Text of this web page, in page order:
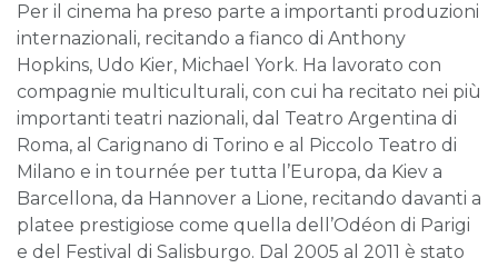
Per il cinema ha preso parte a importanti produzioni
internazionali, recitando a fianco di Anthony
Hopkins, Udo Kier, Michael York. Ha lavorato con
compagnie multiculturali, con cui ha recitato nei più
importanti teatri nazionali, dal Teatro Argentina di
Roma, al Carignano di Torino e al Piccolo Teatro di
Milano e in tournée per tutta l’Europa, da Kiev a
Barcellona, da Hannover a Lione, recitando davanti a
platee prestigiose come quella dell’Odéon di Parigi
e del Festival di Salisburgo. Dal 2005 al 2011 è stato